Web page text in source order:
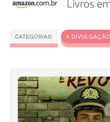
CATEGORIAS: DIVULGAÇÃO